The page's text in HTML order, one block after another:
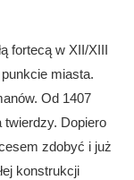
fortecą w XII/XIII
miasta.
Od 1407
twierdzy. Dopiero
zdobyć i już
konstrukcji